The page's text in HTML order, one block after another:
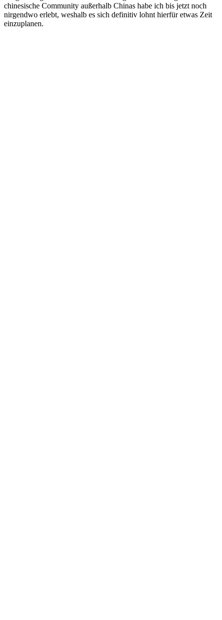
chinesische Community außerhalb Chinas habe ich bis jetzt noch
nirgendwo erlebt, weshalb es sich definitiv lohnt hierfür etwas Zeit
einzuplanen.